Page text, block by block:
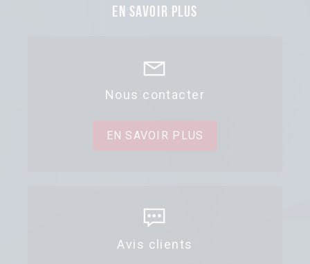
En savoir plus
Nous contacter
EN SAVOIR PLUS
Avis clients